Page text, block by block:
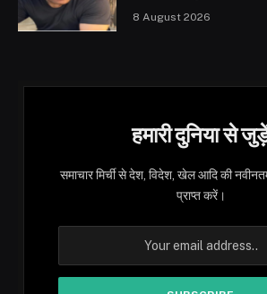
8 August 2026
हमारी दुनिया से
समाचार मिर्ची से देश, विदेश, खेल आदि की
प्राप्त करें।